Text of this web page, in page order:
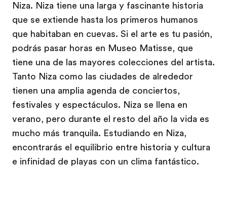
Niza. Niza tiene una larga y fascinante historia
que se extiende hasta los primeros humanos
que habitaban en cuevas. Si el arte es tu pasión,
podrás pasar horas en Museo Matisse, que
tiene una de las mayores colecciones del artista.
Tanto Niza como las ciudades de alrededor
tienen una amplia agenda de conciertos,
festivales y espectáculos. Niza se llena en
verano, pero durante el resto del año la vida es
mucho más tranquila. Estudiando en Niza,
encontrarás el equilibrio entre historia y cultura
e infinidad de playas con un clima fantástico.